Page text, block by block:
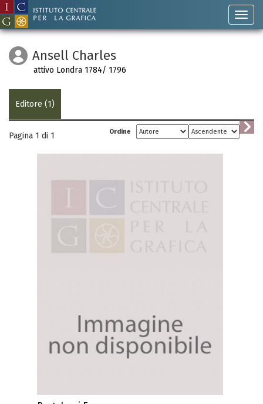
Ansell Charles
attivo Londra 1784/ 1796
Editore (1)
Pagina 1 di 1 Ordine